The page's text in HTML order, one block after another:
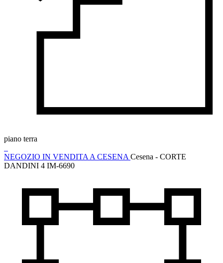
piano terra
NEGOZIO IN VENDITA A CESENA Cesena - CORTE
DANDINI 4 IM-6690